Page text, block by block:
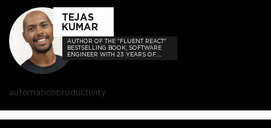
TEJAS
KUMAR
AUTHOR OF THE "FLUENT REACT"
BESTSELLING BOOK, SOFTWARE
ENGINEER WITH 23 YEARS OF
EXPERIENCE, AND HOST OF THE
automationproductivity